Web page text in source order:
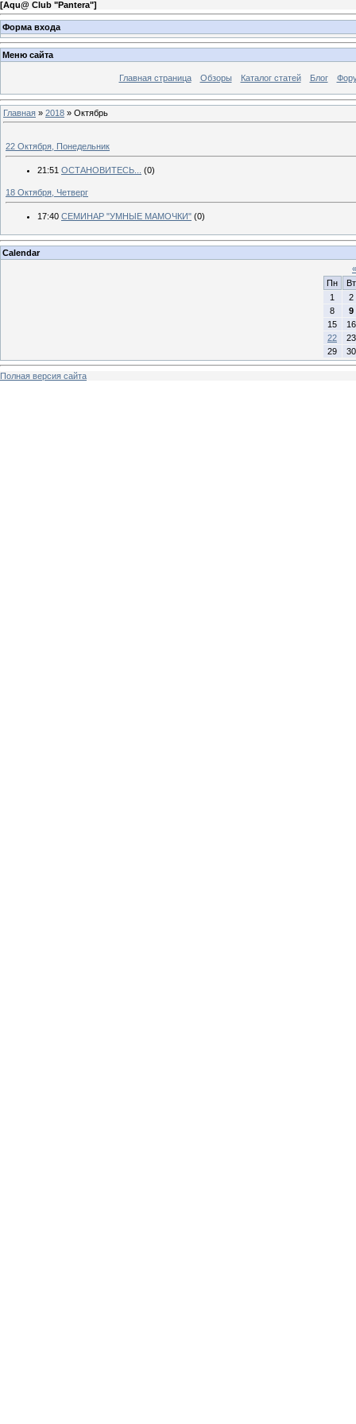
[Aqu@ Club "Pantera"]
Форма входа
Меню сайта
Главная страница Обзоры Каталог статей Блог
Главная » 2018 » Октябрь
22 Октября, Понедельник
21:51 ОСТАНОВИТЕСЬ... (0)
18 Октября, Четверг
17:40 СЕМИНАР "УМНЫЕ МАМОЧКИ" (0)
Calendar
«
Пн
Вт
1
2
8
9
15
16
22
23
29
30
Полная версия сайта